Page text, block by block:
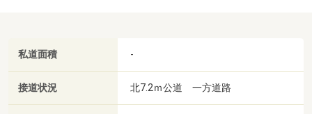
私道面積 -
接道状況 北7.2ｍ公道 一方道路